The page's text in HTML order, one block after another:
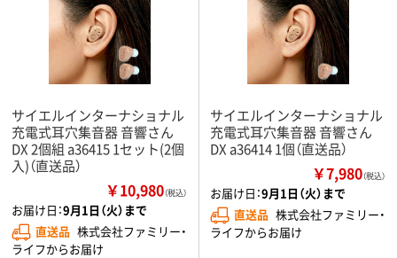
サイエルインターナショナル
充電式耳穴集音器 音響さん
DX 2個組 a36415 1セット(2個
入)（直送品）
￥10,980（税込）
お届け日：9月1日（火）まで
直送品 株式会社ファミリー・
ライフからお届け
サイエルインターナショナル
充電式耳穴集音器 音響さん
DX a36414 1個（直送品）
￥7,980（税込）
お届け日：9月1日（火）まで
直送品 株式会社ファミリー・
ライフからお届け